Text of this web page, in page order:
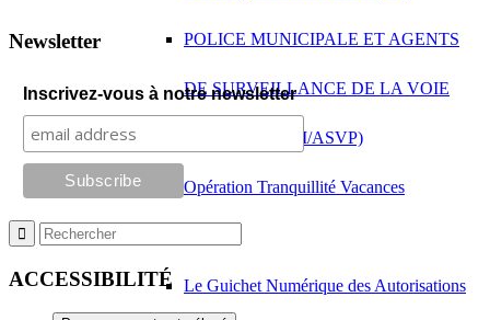
POLICE MUNICIPALE ET AGENTS
DE SURVEILLANCE DE LA VOIE
PUBLIQUE (PM/ASVP)
Opération Tranquillité Vacances
Le Guichet Numérique des Autorisations
Newsletter
Inscrivez-vous à notre newsletter
ACCESSIBILITÉ